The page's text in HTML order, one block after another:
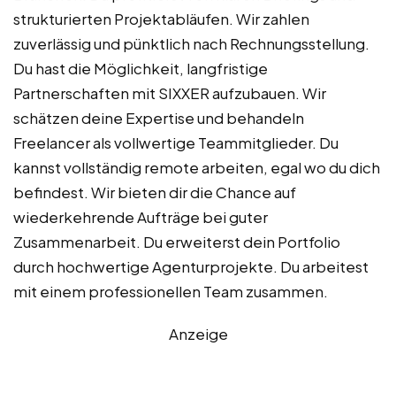
strukturierten Projektabläufen. Wir zahlen
zuverlässig und pünktlich nach Rechnungsstellung.
Du hast die Möglichkeit, langfristige
Partnerschaften mit SIXXER aufzubauen. Wir
schätzen deine Expertise und behandeln
Freelancer als vollwertige Teammitglieder. Du
kannst vollständig remote arbeiten, egal wo du dich
befindest. Wir bieten dir die Chance auf
wiederkehrende Aufträge bei guter
Zusammenarbeit. Du erweiterst dein Portfolio
durch hochwertige Agenturprojekte. Du arbeitest
mit einem professionellen Team zusammen.
Anzeige